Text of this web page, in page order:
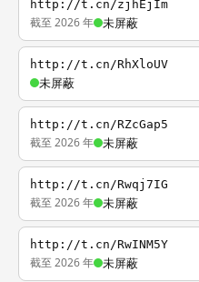
http://t.cn/zjhEjIm
截至 2026 年 未屏蔽
http://t.cn/RhXloUV
未屏蔽
http://t.cn/RZcGap5
截至 2026 年 未屏蔽
http://t.cn/Rwqj7IG
截至 2026 年 未屏蔽
http://t.cn/RwINM5Y
截至 2026 年 未屏蔽